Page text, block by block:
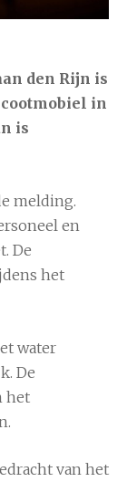
den Rijn is
in
is
melding.
en
De
het
water
De
het
van het